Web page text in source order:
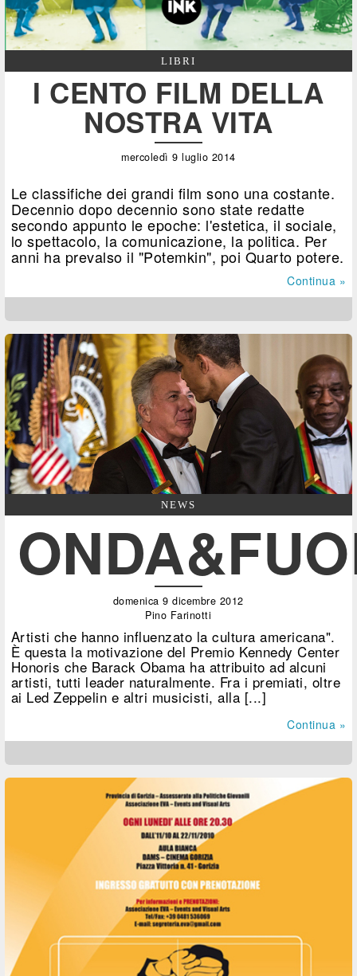
LIBRI
I CENTO FILM DELLA
NOSTRA VITA
mercoledì 9 luglio 2014
Le classifiche dei grandi film sono una costante.
Decennio dopo decennio sono state redatte
secondo appunto le epoche: l'estetica, il sociale,
lo spettacolo, la comunicazione, la politica. Per
anni ha prevalso il "Potemkin", poi Quarto potere.
Continua »
NEWS
domenica 9 dicembre 2012
Pino Farinotti
Artisti che hanno influenzato la cultura americana".
È questa la motivazione del Premio Kennedy Center
Honoris che Barack Obama ha attribuito ad alcuni
artisti, tutti leader naturalmente. Fra i premiati, oltre
ai Led Zeppelin e altri musicisti, alla [...]
Continua »